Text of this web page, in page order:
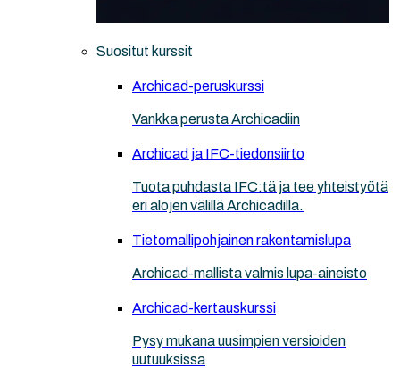
Suositut kurssit
Archicad-peruskurssi
Vankka perusta Archicadiin
Archicad ja IFC-tiedonsiirto
Tuota puhdasta IFC:tä ja tee yhteistyötä
eri alojen välillä Archicadilla.
Tietomallipohjainen rakentamislupa
Archicad-mallista valmis lupa-aineisto
Archicad-kertauskurssi
Pysy mukana uusimpien versioiden
uutuuksissa